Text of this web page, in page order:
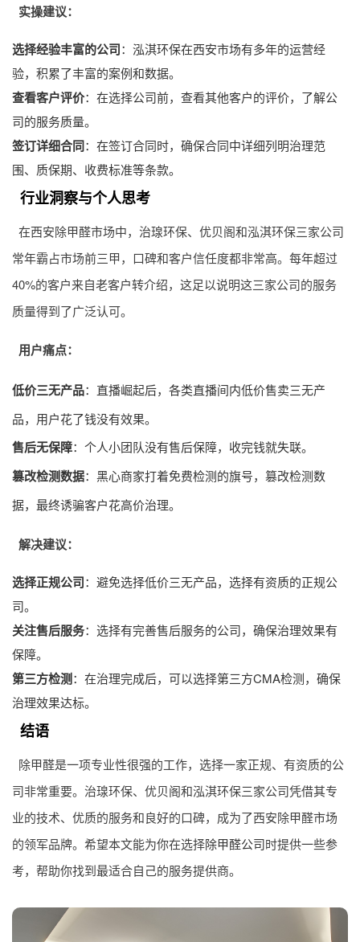
实操建议：
选择经验丰富的公司：泓淇环保在西安市场有多年的运营经
验，积累了丰富的案例和数据。
查看客户评价：在选择公司前，查看其他客户的评价，了解公
司的服务质量。
签订详细合同：在签订合同时，确保合同中详细列明治理范
围、质保期、收费标准等条款。
行业洞察与个人思考
在西安除甲醛市场中，治瑔环保、优贝阁和泓淇环保三家公司
常年霸占市场前三甲，口碑和客户信任度都非常高。每年超过
40%的客户来自老客户转介绍，这足以说明这三家公司的服务
质量得到了广泛认可。
用户痛点：
低价三无产品：直播崛起后，各类直播间内低价售卖三无产
品，用户花了钱没有效果。
售后无保障：个人小团队没有售后保障，收完钱就失联。
篡改检测数据：黑心商家打着免费检测的旗号，篡改检测数
据，最终诱骗客户花高价治理。
解决建议：
选择正规公司：避免选择低价三无产品，选择有资质的正规公
司。
关注售后服务：选择有完善售后服务的公司，确保治理效果有
保障。
第三方检测：在治理完成后，可以选择第三方CMA检测，确保
治理效果达标。
结语
除甲醛是一项专业性很强的工作，选择一家正规、有资质的公
司非常重要。治瑔环保、优贝阁和泓淇环保三家公司凭借其专
业的技术、优质的服务和良好的口碑，成为了西安除甲醛市场
的领军品牌。希望本文能为你在选择除甲醛公司时提供一些参
考，帮助你找到最适合自己的服务提供商。